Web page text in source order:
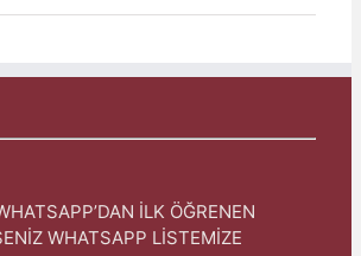
İLK ÖĞRENEN
WHATSAPP LİSTEMİZE